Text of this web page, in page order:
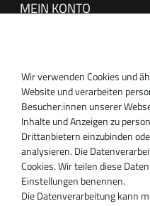
MEIN KONTO
SUPPORT
Inhaber:
Magnos Turbosystems GmbH
Miraustraße 27-29
D-13509 Berlin
+49 30 340 606 740
+49 30 340 606 740
Wir verwenden Cookies und
Website und verarbeiten
Besucher:innen unserer
Inhalte und Anzeigen zu
Drittanbietern einzubinden
analysieren. Die
Cookies. Wir teilen diese
Einstellungen benennen.
Die Datenverarbeitung kann